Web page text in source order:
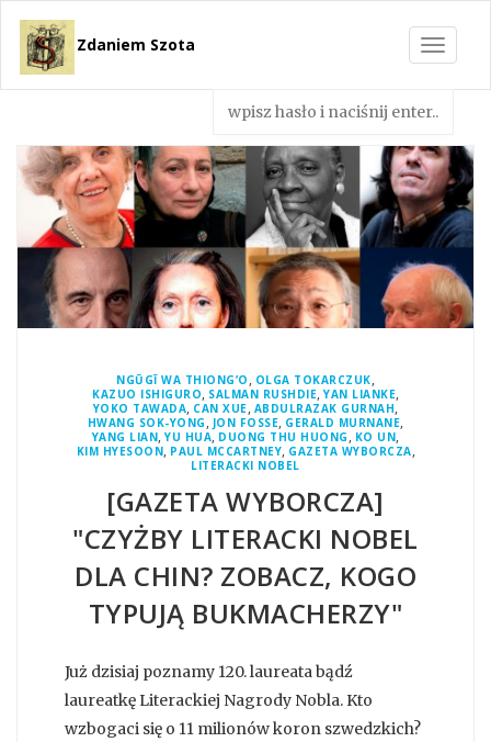
Toggle
Zdaniem Szota
NGŨGĨ WA THIONG’O , OLGA TOKARCZUK,
KAZUO ISHIGURO, SALMAN RUSHDIE,YAN LIANKE,
YOKO TAWADA, CAN XUE, ABDULRAZAK GURNAH,
HWANG SOK-YONG , JON FOSSE, GERALD MURNANE,
YANG LIAN,YU HUA, DUONG THU HUONG , KO UN,
KIM HYESOON, PAUL MCCARTNEY, GAZETA WYBORCZA,
LITERACKI NOBEL
[GAZETA WYBORCZA]
"CZYŻBY LITERACKI NOBEL
DLA CHIN? ZOBACZ, KOGO
TYPUJĄ BUKMACHERZY"
Już dzisiaj poznamy 120. laureata bądź
laureatkę Literackiej Nagrody Nobla. Kto
wzbogaci się o 11 milionów koron szwedzkich?